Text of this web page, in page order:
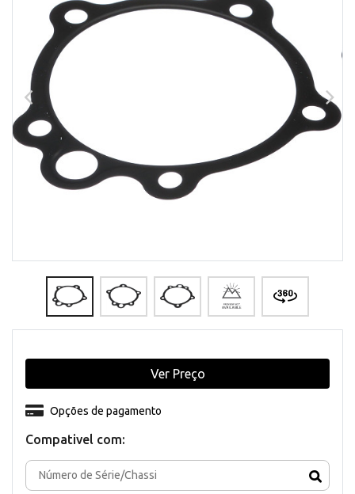
Compativel com:
Opções de pagamento
Ver Preço